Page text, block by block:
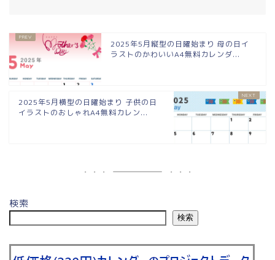
2025年5月縦型の日曜始まり 母の日イ
ラストのかわいいA4無料カレンダ...
2025年5月横型の日曜始まり 子供の日
イラストのおしゃれA4無料カレン...
検索
検索